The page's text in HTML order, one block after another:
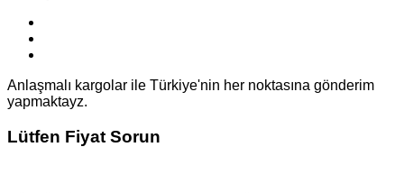
Anlaşmalı kargolar ile Türkiye'nin her noktasına gönderim
yapmaktayz.
Lütfen Fiyat Sorun